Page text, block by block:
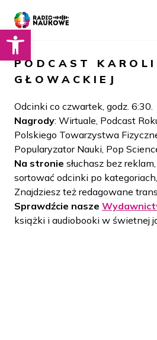
Otwórz pasek narzędzi
O nas
O Radiu
Zespół
Historia
Społeczność
Dla Naukowców
Podcasty
Projekty
LAMU
Beyond Curie
Blog
Kontakt
Wydawnictwo
PODCAST
GŁOWACKIEJ
Odcinki co czwartek, godz. 6:30.
Nagrody: Wirtuale, Podcast
Polskiego Towarzystwa
Popularyzator Nauki, Pop
Na stronie słuchasz bez
sortować odcinki po
Znajdziesz też redagowane
Sprawdźcie nasze
książki i audiobooki w świetnej